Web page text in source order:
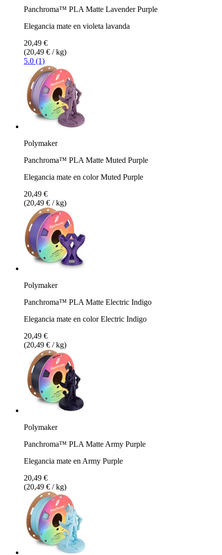
Panchroma™ PLA Matte Lavender Purple
Elegancia mate en violeta lavanda
20,49 €
(20,49 € / kg)
5.0 (1)
Polymaker
Panchroma™ PLA Matte Muted Purple
Elegancia mate en color Muted Purple
20,49 €
(20,49 € / kg)
Polymaker
Panchroma™ PLA Matte Electric Indigo
Elegancia mate en color Electric Indigo
20,49 €
(20,49 € / kg)
Polymaker
Panchroma™ PLA Matte Army Purple
Elegancia mate en Army Purple
20,49 €
(20,49 € / kg)